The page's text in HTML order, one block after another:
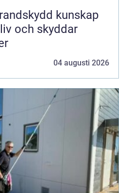
kunskap
och skyddar
04 augusti 2026